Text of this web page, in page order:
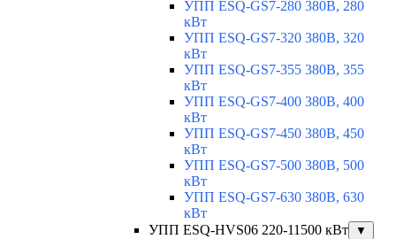
УПП ESQ-GS7-280 380В, 280
кВт
УПП ESQ-GS7-320 380В, 320
кВт
УПП ESQ-GS7-355 380В, 355
кВт
УПП ESQ-GS7-400 380В, 400
кВт
УПП ESQ-GS7-450 380В, 450
кВт
УПП ESQ-GS7-500 380В, 500
кВт
УПП ESQ-GS7-630 380В, 630
кВт
УПП ESQ-HVS06 220-11500 кВт
▼